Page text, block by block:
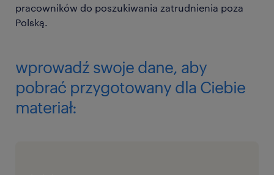
pracowników do poszukiwania zatrudnienia poza
Polską.
wprowadź swoje dane, aby
pobrać przygotowany dla Ciebie
materiał: